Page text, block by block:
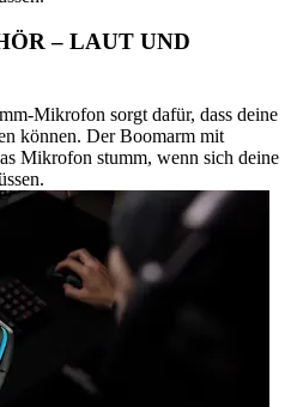
– LAUT UND
Mikrofon sorgt dafür, dass deine
können. Der Boomarm mit
Mikrofon stumm, wenn sich deine